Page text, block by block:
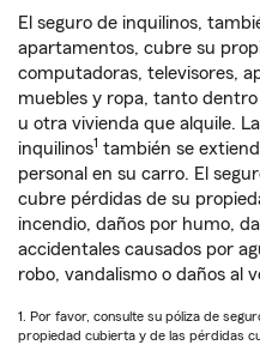
El seguro de inquilinos,
apartamentos, cubre su
computadoras, televisores,
muebles y ropa, tanto
u otra vivienda que alquile.
inquilinos1 también se
personal en su carro. El
cubre pérdidas de su
incendio, daños por humo,
accidentales causados por
robo, vandalismo o daños al
1. Por favor, consulte su póliza de
propiedad cubierta y de las pérdidas